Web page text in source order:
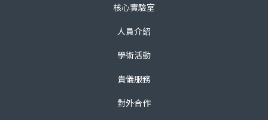
核心實驗室
人員介紹
學術活動
貴儀服務
對外合作